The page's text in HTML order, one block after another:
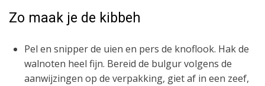
Zo maak je de kibbeh
Pel en snipper de uien en pers de knoflook. Hak de
walnoten heel fijn. Bereid de bulgur volgens de
aanwijzingen op de verpakking, giet af in een zeef,